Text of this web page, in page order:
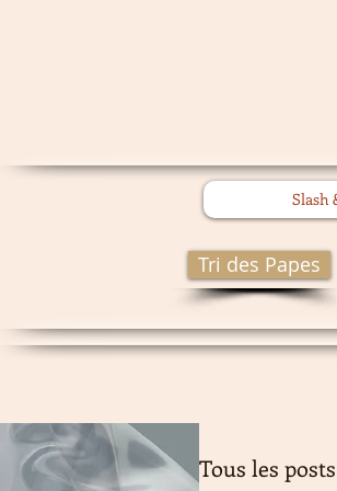
Tri des Papes
Slash
Tous les posts